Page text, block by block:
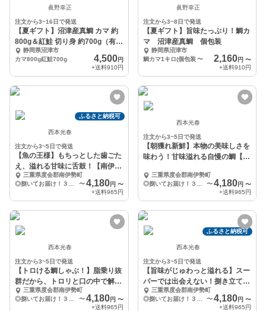
眞野幸正
注文から3~16日で発送
【夏ギフト】沼津産真鯛 カマ 約
800g＆紅鮭 切り身 約700g（有
塩）静岡県沼津市
カマ800g紅鮭700g
4,500円
+送料910円
眞野幸正
注文から3~8日で発送
【夏ギフト】旨味たっぷり！鯛カ
マ 沼津産真鯛 個包装
静岡県沼津市
鯛カマ1キロ(個包装 〜 2,160円 〜
+送料910円
ふるさと納税可
西本光春
注文から3~5日で発送
【魚の王様】もちっとした歯ごた
え、溢れる甘味に舌鼓！【南伊勢
ブランド真鯛】
三重県度会郡南伊勢町
〜 4,180円 〜
+送料965円
西本光春
注文から3~5日で発送
【朝獲れ新鮮】本物の美味しさを
味わう！甘味溢れる自慢の鯛【尾
三重県度会郡南伊勢町
〜4,180円 〜
+送料965円
西本光春
注文から3~5日で発送
【トロける鯛しゃぶ！】脂乗り抜
群だから、トロリと口の中で解け
ます！
三重県度会郡南伊勢町
〜 4,180円 〜
+送料965円
ふるさと納税可
西本光春
注文から3~5日で発送
【旨味がじゅわっと溢れる】スー
パーでは出会えない！捌き立ての
真鯛を直送
三重県度会郡南伊勢町
〜4,180円 〜
+送料965円